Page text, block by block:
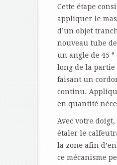
Cette étape
appliquer le
d’un objet
nouveau tube
un angle de 45
long de la
faisant un
continu.
en quantité
Avec votre
étaler le
la zone afin
ce mécanisme